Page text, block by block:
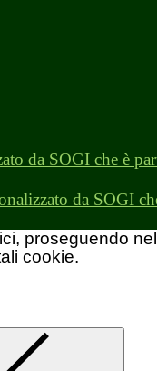
da SOGI
proseguendo
cookie.